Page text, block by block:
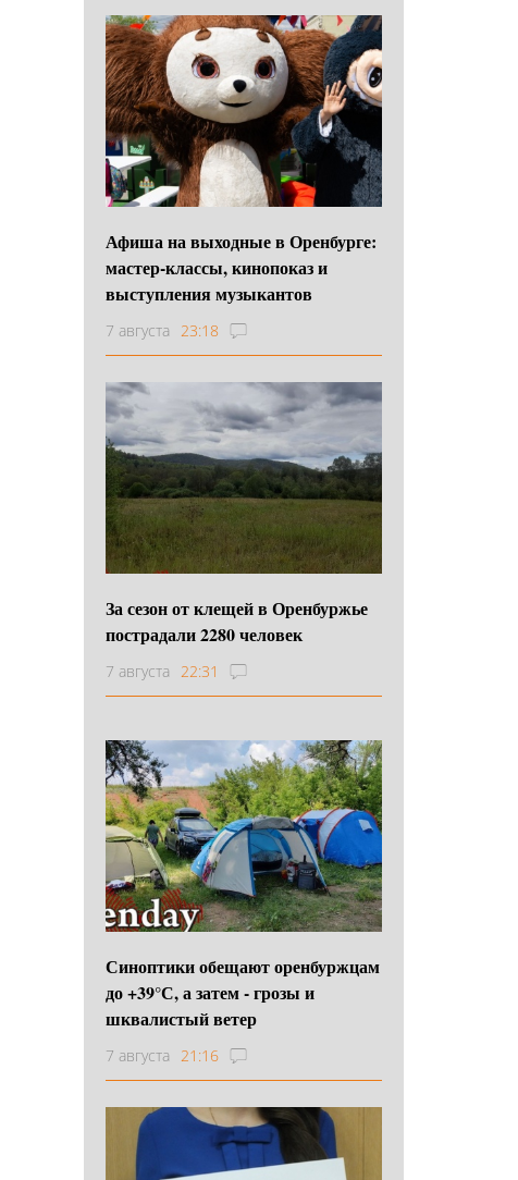
Афиша на выходные в Оренбурге:
мастер-классы, кинопоказ и
выступления музыкантов
7 августа 23:18
За сезон от клещей в Оренбуржье
пострадали 2280 человек
7 августа 22:31
Синоптики обещают оренбуржцам
до +39°С, а затем - грозы и
шквалистый ветер
7 августа 21:16